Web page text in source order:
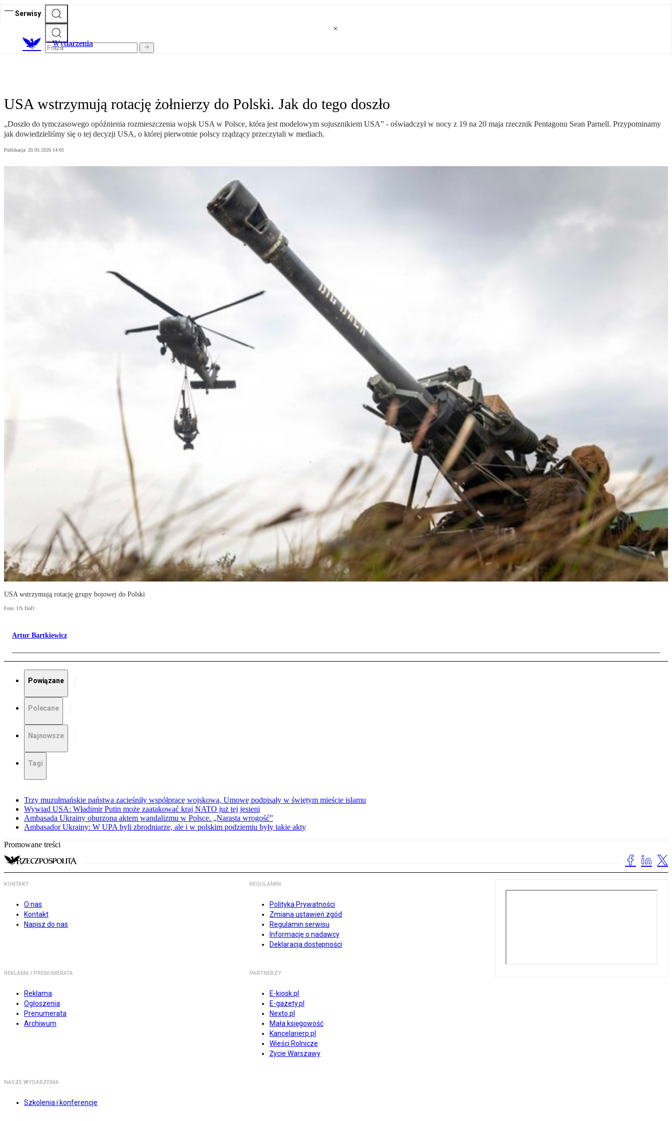
Serwisy
Wydarzenia
USA wstrzymują rotację żołnierzy do Polski. Jak do tego doszło
„Doszło do tymczasowego opóźnienia rozmieszczenia wojsk USA w Polsce, która jest modelowym sojusznikiem USA” - oświadczył w nocy z 19 na 20 maja rzecznik Pentagonu Sean Parnell. Przypominamy
jak dowiedzieliśmy się o tej decyzji USA, o której pierwotnie polscy rządzący przeczytali w mediach.
Publikacja: 20.05.2026 14:05
USA wstrzymują rotację grupy bojowej do Polski
Foto: US DoD
Artur Bartkiewicz
Powiązane
Polecane
Najnowsze
Tagi
Trzy muzułmańskie państwa zacieśniły współpracę wojskową. Umowę podpisały w świętym mieście islamu
Wywiad USA: Władimir Putin może zaatakować kraj NATO już tej jesieni
Ambasada Ukrainy oburzona aktem wandalizmu w Polsce. „Narasta wrogość”
Ambasador Ukrainy: W UPA byli zbrodniarze, ale i w polskim podziemiu były takie akty
Promowane treści
KONTAKT
O nas
Kontakt
Napisz do nas
REGULAMIN
Polityka Prywatności
Zmiana ustawień zgód
Regulamin serwisu
Informacje o nadawcy
Deklaracja dostępności
REKLAMA I PRENUMERATA
Reklama
Ogłoszenia
Prenumerata
Archiwum
PARTNERZY
E-kiosk.pl
E-gazety.pl
Nexto.pl
Mała księgowość
Kancelarierp.pl
Wieści Rolnicze
Życie Warszawy
NASZE WYDARZENIA
Szkolenia i konferencje